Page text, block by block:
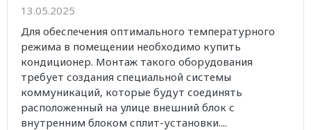
13.05.2025
Для обеспечения оптимального температурного
режима в помещении необходимо купить
кондиционер. Монтаж такого оборудования
требует создания специальной системы
коммуникаций, которые будут соединять
расположенный на улице внешний блок с
внутренним блоком сплит-установки....